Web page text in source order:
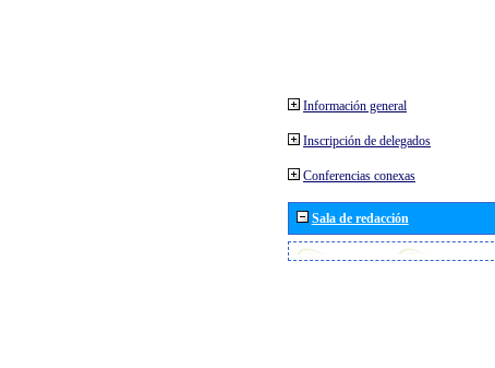
Información general
Inscripción de delegados
Conferencias conexas
Sala de redacción